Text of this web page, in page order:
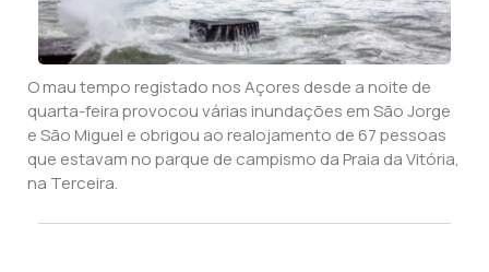
O mau tempo registado nos Açores desde a noite de
quarta-feira provocou várias inundações em São Jorge
e São Miguel e obrigou ao realojamento de 67 pessoas
que estavam no parque de campismo da Praia da Vitória,
na Terceira.